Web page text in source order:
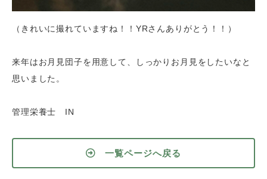
（きれいに撮れていますね！！YRさんありがとう！！）
来年はお月見団子を用意して、しっかりお月見をしたいなと
思いました。
管理栄養士 IN
一覧ページへ戻る